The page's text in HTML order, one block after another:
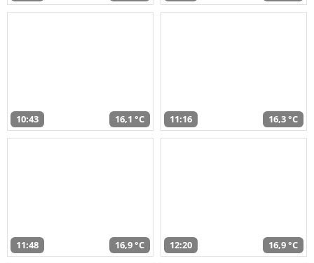
10:43 16,1 °C 11:16 16,3 °C
11:48 16,9 °C 12:20 16,9 °C